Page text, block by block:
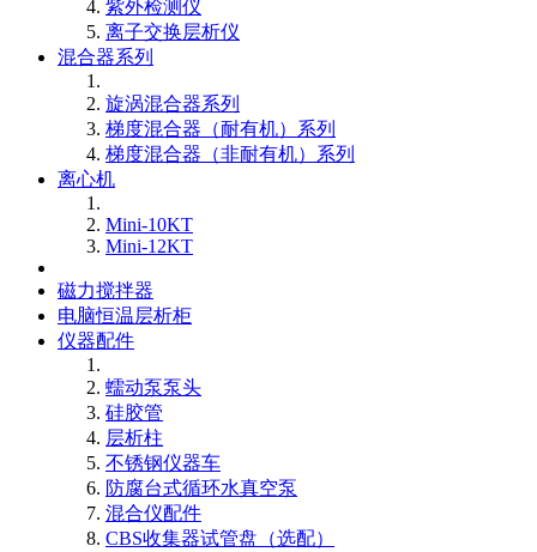
紫外检测仪
离子交换层析仪
混合器系列
旋涡混合器系列
梯度混合器（耐有机）系列
梯度混合器（非耐有机）系列
离心机
Mini-10KT
Mini-12KT
磁力搅拌器
电脑恒温层析柜
仪器配件
蠕动泵泵头
硅胶管
层析柱
不锈钢仪器车
防腐台式循环水真空泵
混合仪配件
CBS收集器试管盘（选配）